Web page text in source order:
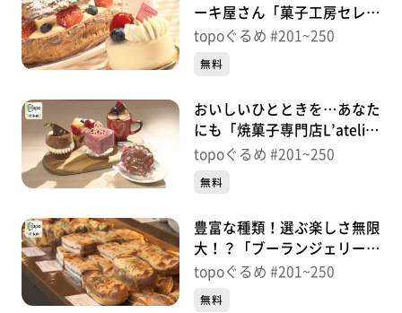
ーキ屋さん「菓子工房セレブ
レ」（太白区長町）＃
topoぐるめ #201~250
無料
おいしいひとときを…あなた
にも「焼菓子専門店L’atelier
陸」（青葉区堤通雨宮町）＃
topoぐるめ #201~250
無料
豊富な種類！選ぶ楽しさ無限
大！？「ブーランジェリー
ジラフ」（若林区卸町）＃
topoぐるめ #201~250
無料